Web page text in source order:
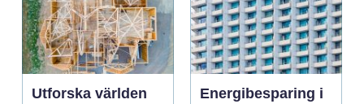
Utforska världen
Energibesparing i